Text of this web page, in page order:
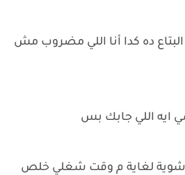
ده كدا أنا اللي مضروب مش
ايه اللي جابك بس
لغاية م وقت شغلي خلص